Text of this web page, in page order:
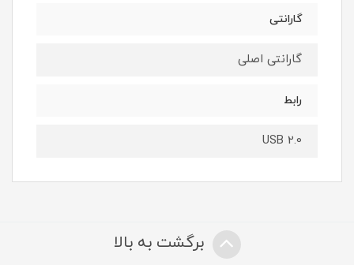
گارانتی
گارانتی اصلی
رابط
USB 2.0
برگشت به بالا